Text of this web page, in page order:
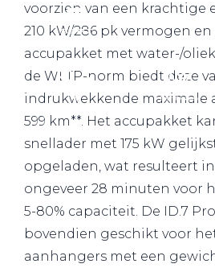
voorzien van een krachtige
210 kW/286 pk vermogen en
accupakket met water-/
de WLTP-norm biedt deze
indrukwekkende maximale
599 km**. Het accupakket
snellader met 175 kW
opgeladen, wat resulteert
ongeveer 28 minuten voor
5-80% capaciteit. De ID.7
bovendien geschikt voor
aanhangers met een